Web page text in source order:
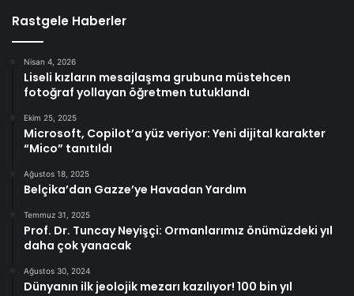
Rastgele Haberler
Nisan 4, 2026
Liseli kızların mesajlaşma grubuna müstehcen
fotoğraf yollayan öğretmen tutuklandı
Ekim 25, 2025
Microsoft, Copilot’a yüz veriyor: Yeni dijital karakter
“Mico” tanıtıldı
Ağustos 18, 2025
Belçika’dan Gazze’ye Havadan Yardım
Temmuz 31, 2025
Prof. Dr. Tuncay Neyişçi: Ormanlarımız önümüzdeki yıl
daha çok yanacak
Ağustos 30, 2024
Dünyanın ilk jeolojik mezarı kazılıyor! 100 bin yıl